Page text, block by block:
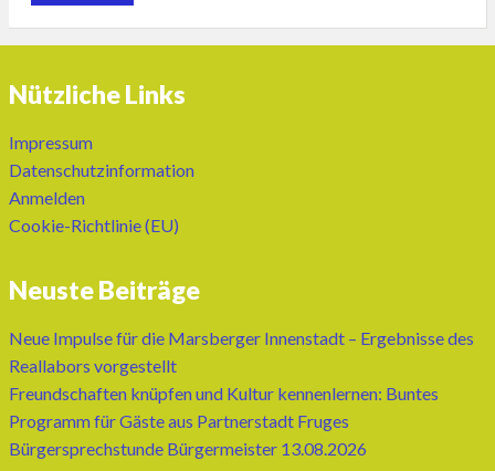
Nützliche Links
Impressum
Datenschutzinformation
Anmelden
Cookie-Richtlinie (EU)
Neuste Beiträge
Neue Impulse für die Marsberger Innenstadt – Ergebnisse des
Reallabors vorgestellt
Freundschaften knüpfen und Kultur kennenlernen: Buntes
Programm für Gäste aus Partnerstadt Fruges
Bürgersprechstunde Bürgermeister 13.08.2026